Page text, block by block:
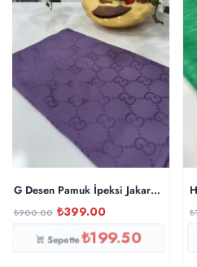
G Desen Pamuk İpeksi Jakar Şal –
₺900.00 ₺399.00
Sepette₺199.50
₺